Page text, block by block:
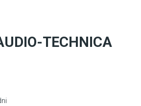
TECHNICA